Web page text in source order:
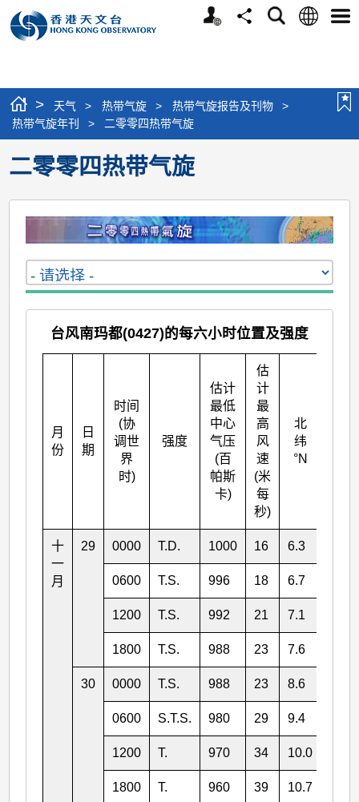
个
分
搜
语
选
> 天气 > 热带气旋 > 热带气旋报告及刊物
>
热带气旋年刊
> 二零零四热带气旋
二零零四热带气旋
台风南玛都(0427)的每六小时位置及强度
月
份
日
期
时间
(协
调世
界
时)
强度
估计
最低
中心
气压
(百
帕斯
卡)
估
计
最
高
风
速
(米
每
秒)
北
纬
°N
十
一
月
29 0000 T.D. 1000 16 6.3
0600 T.S. 996 18 6.7
1200 T.S. 992 21 7.1
1800 T.S. 988 23 7.6
30 0000 T.S. 988 23 8.6
0600 S.T.S. 980 29 9.4
1200 T. 970 34 10.0
1800 T. 960 39 10.7